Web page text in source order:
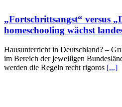
„Fortschrittsangst“ versus
homeschooling wächst
Hausunterricht in Deutschland? –
im Bereich der jeweiligen
werden die Regeln recht rigoros [...]